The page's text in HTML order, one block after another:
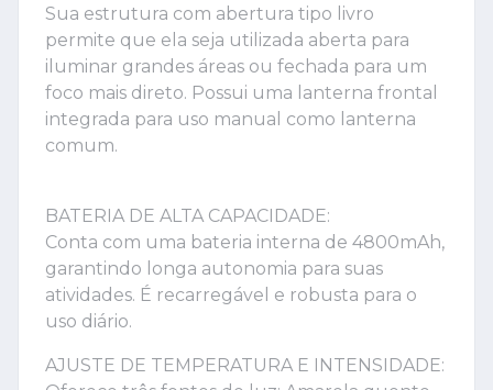
Sua estrutura com abertura tipo livro
permite que ela seja utilizada aberta para
iluminar grandes áreas ou fechada para um
foco mais direto. Possui uma lanterna frontal
integrada para uso manual como lanterna
comum.
BATERIA DE ALTA CAPACIDADE:
Conta com uma bateria interna de 4800mAh,
garantindo longa autonomia para suas
atividades. É recarregável e robusta para o
uso diário.
AJUSTE DE TEMPERATURA E INTENSIDADE: